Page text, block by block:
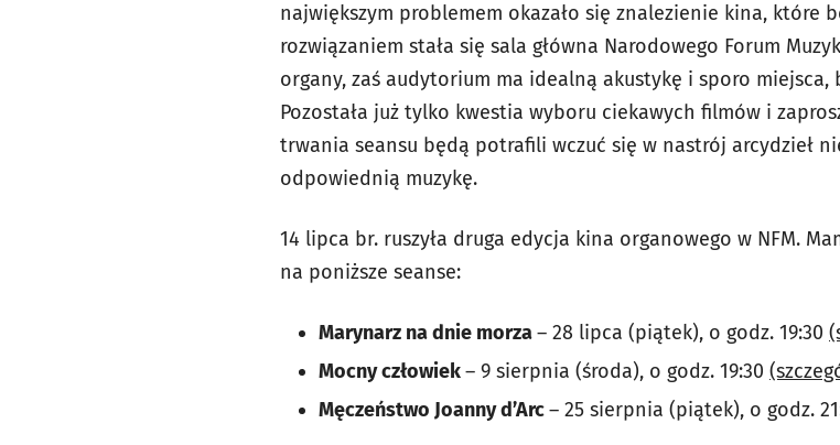
największym problemem okazało się znalezienie kina, które
rozwiązaniem stała się sala główna Narodowego Forum
organy, zaś audytorium ma idealną akustykę i sporo miejsca,
Pozostała już tylko kwestia wyboru ciekawych filmów i
trwania seansu będą potrafili wczuć się w nastrój arcydzieł
odpowiednią muzykę.
14 lipca br. ruszyła druga edycja kina organowego w NFM.
na poniższe seanse:
Marynarz na dnie morza– 28 lipca (piątek), o godz. 19:30
Mocny człowiek– 9 sierpnia (środa), o godz. 19:30
Męczeństwo Joanny d’Arc– 25 sierpnia (piątek), o godz.